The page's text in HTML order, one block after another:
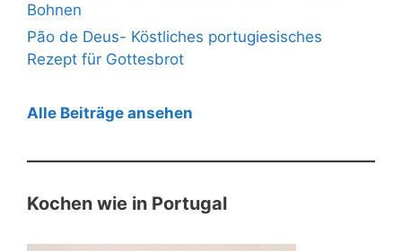
Bohnen
Pão de Deus- Köstliches portugiesisches
Rezept für Gottesbrot
Alle Beiträge ansehen
Kochen wie in Portugal